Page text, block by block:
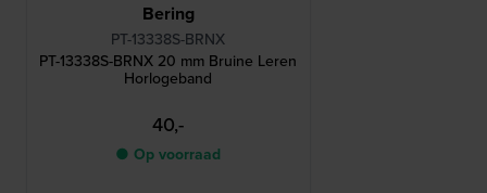
Bering
PT-13338S-BRNX
PT-13338S-BRNX 20 mm Bruine Leren
Horlogeband
40,-
● Op voorraad